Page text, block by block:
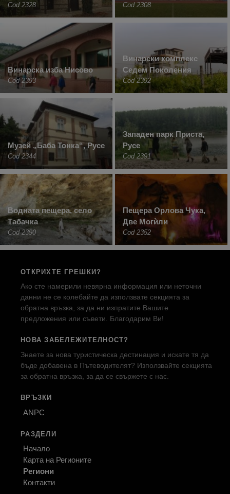
Cod 2328 Cod 2308
Винарска изба Нисово
Cod 2393
Винарски комплекс
Седем Поколения
Cod 2392
Музей „Баба Тонка“, Русе
Cod 2344
Западен парк Приста,
Русе
Cod 2391
Водната пещера, село
Табачка
Cod 2390
Пещера Орлова Чука,
Две Могѝли
Cod 2352
ОТКРИХТЕ ГРЕШКИ?
Ако сте намерили невярна информация или неточни
данни не се колебайте да използвате секцията за
обратна връзка, за да ни изпратите Вашите
предложения или съвети. Благодарим Ви!
НОВА ЗАБЕЛЕЖИТЕЛНОСТ?
Знаете за нова туристическа дестинация и искате тя да
бъде добавена в Пътеводителят? Използвайте секцията
за обратна връзка, за да се свържете с нас.
ВРЪЗКИ
ANPC
РАЗДЕЛИ
Начало
Карта на Регионите
Региони
Контакти